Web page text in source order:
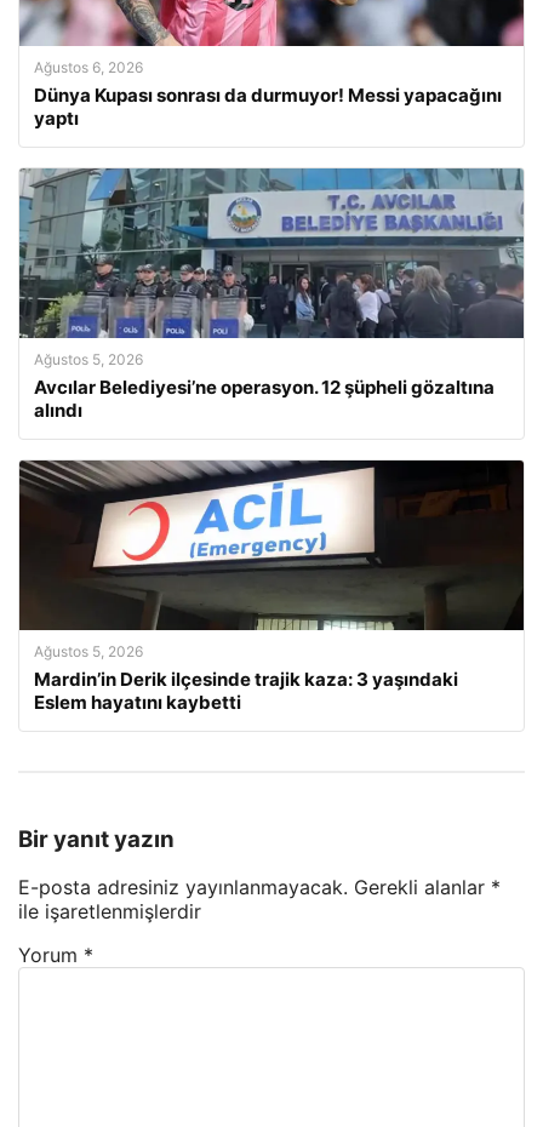
Ağustos 6, 2026
Dünya Kupası sonrası da durmuyor! Messi yapacağını
yaptı
Ağustos 5, 2026
Avcılar Belediyesi’ne operasyon. 12 şüpheli gözaltına
alındı
Ağustos 5, 2026
Mardin’in Derik ilçesinde trajik kaza: 3 yaşındaki
Eslem hayatını kaybetti
Bir yanıt yazın
E-posta adresiniz yayınlanmayacak. Gerekli alanlar *
ile işaretlenmişlerdir
Yorum *